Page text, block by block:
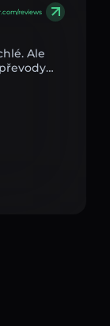
reviews
Ale